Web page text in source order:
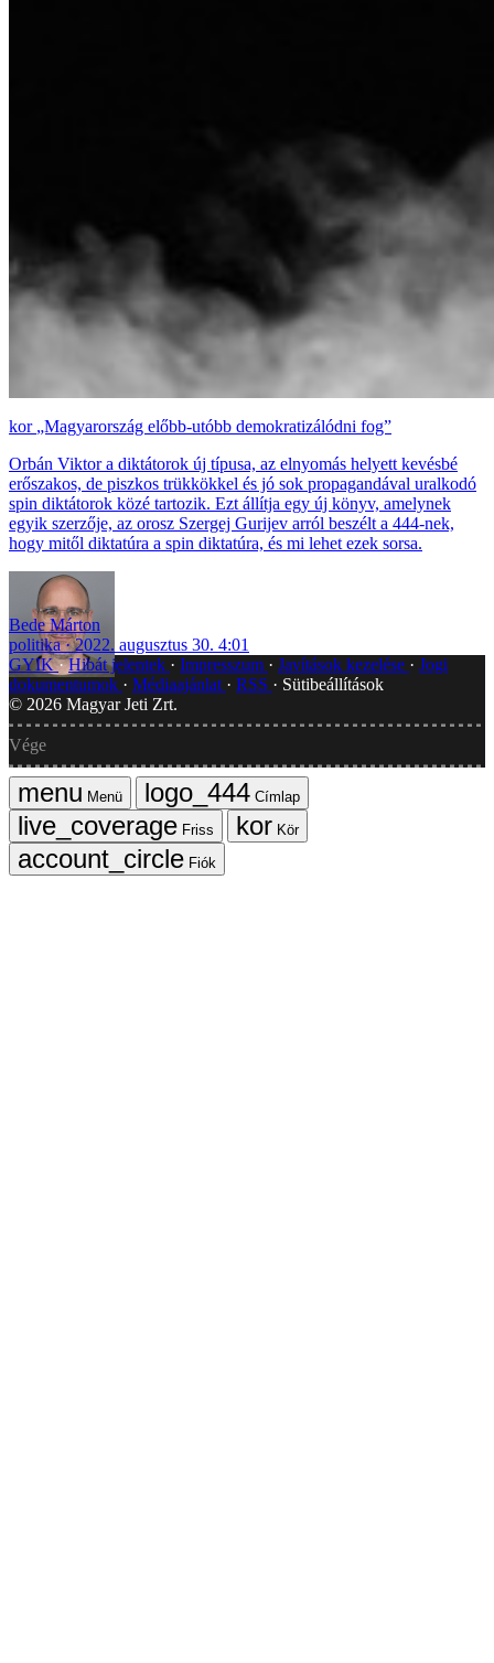
„Magyarország előbb-utóbb demokratizálódni fog”
Orbán Viktor a diktátorok új típusa, az elnyomás helyett kevésbé
erőszakos, de piszkos trükkökkel és jó sok propagandával uralkodó
spin diktátorok közé tartozik. Ezt állítja egy új könyv, amelynek
egyik szerzője, az orosz Szergej Gurijev arról beszélt a 444-nek,
hogy mitől diktatúra a spin diktatúra, és mi lehet ezek sorsa.
Bede Márton
politika
2022. augusztus 30. 4:01
GYIK Hibát jelentek Impresszum Javítások kezelése
Jogi
dokumentumok
Médiaajánlat RSS
Sütibeállítások
© 2026 Magyar Jeti Zrt.
Vége
Menü
Címlap
Friss
Kör
Fiók